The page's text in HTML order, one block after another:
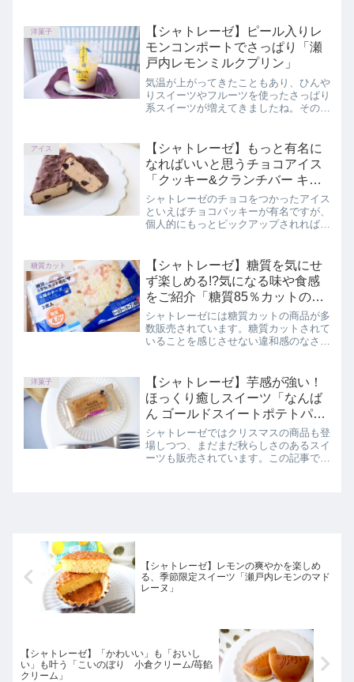
へ。
洋菓子
【シャトレーゼ】ピール入りレ
モンコンポートでさっぱり「瀬
戸内レモンミルクプリン」
気温が上がってきたこともあり、ひんや
りスイーツやフルーツを使ったさっぱり
系スイーツが増えてきましたね。その中
は、シャトレーゼ「瀬戸内レモンミルク
プリン」を正直にレビューしています。
アイス
【シャトレーゼ】もっと有名に
なればいいと思うチョコアイス
「クッキー&クランチバー キリ
マンジャロ珈琲」
シャトレーゼのチョコをつかったアイス
といえばチョコバッキーが有名ですが、
個人的にもっとピックアップされればい
品なのですが、今回キリマンジャロ珈琲
味が登場しました。
糖質カット
【シャトレーゼ】糖質を気にせ
ず楽しめる!?気になる味や食感
をご紹介「糖質85％カットのピ
ザ 4種のチーズ」
シャトレーゼには糖質カットの商品が多
数販売されています。糖質カットされて
いることを感じさせない違和感のなさか
のピザ 4種のチーズを正直にレビューし
ています。
洋菓子
【シャトレーゼ】芋感が強い！
ほっくり癒しスイーツ「なんば
ん ゴールドスイートポテトパ
イ」
シャトレーゼではクリスマスの商品も登
場しつつ、まだまだ秋らしさのあるスイ
ーツも販売されています。この記事で
【シャトレーゼ】レモンの爽やかを楽しめ
る、季節限定スイーツ「瀬戸内レモンのマド
レーヌ」
【シャトレーゼ】「かわいい」も「おいし
い」も叶う「こいのぼり 小倉クリーム/苺餡
クリーム」